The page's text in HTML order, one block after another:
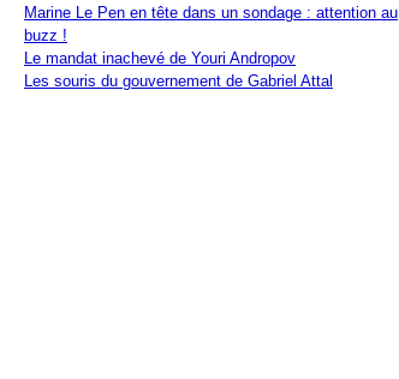
Marine Le Pen en tête dans un sondage : attention au
buzz !
Le mandat inachevé de Youri Andropov
Les souris du gouvernement de Gabriel Attal